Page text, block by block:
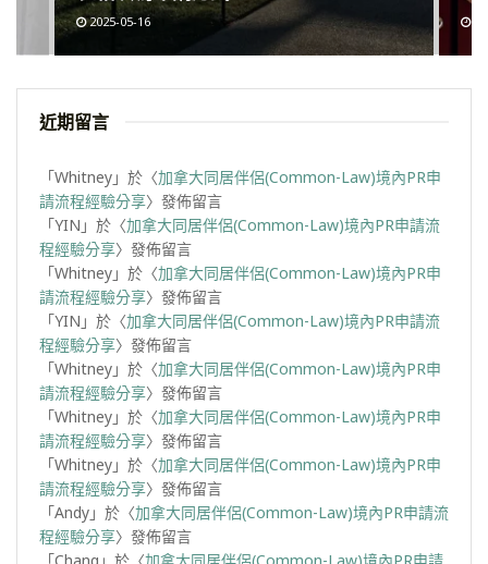
2025-05-16
近期留言
「Whitney 」於〈加拿大同居伴侶(Common-Law)境內PR申
請流程經驗分享〉發佈留言
「YIN 」於〈加拿大同居伴侶(Common-Law)境內PR申請流
程經驗分享〉發佈留言
「Whitney 」於〈加拿大同居伴侶(Common-Law)境內PR申
請流程經驗分享〉發佈留言
「YIN 」於〈加拿大同居伴侶(Common-Law)境內PR申請流
程經驗分享〉發佈留言
「Whitney 」於〈加拿大同居伴侶(Common-Law)境內PR申
請流程經驗分享〉發佈留言
「Whitney 」於〈加拿大同居伴侶(Common-Law)境內PR申
請流程經驗分享〉發佈留言
「Whitney 」於〈加拿大同居伴侶(Common-Law)境內PR申
請流程經驗分享〉發佈留言
「Andy 」於〈加拿大同居伴侶(Common-Law)境內PR申請流
程經驗分享〉發佈留言
「Chang 」於〈加拿大同居伴侶(Common-Law)境內PR申請